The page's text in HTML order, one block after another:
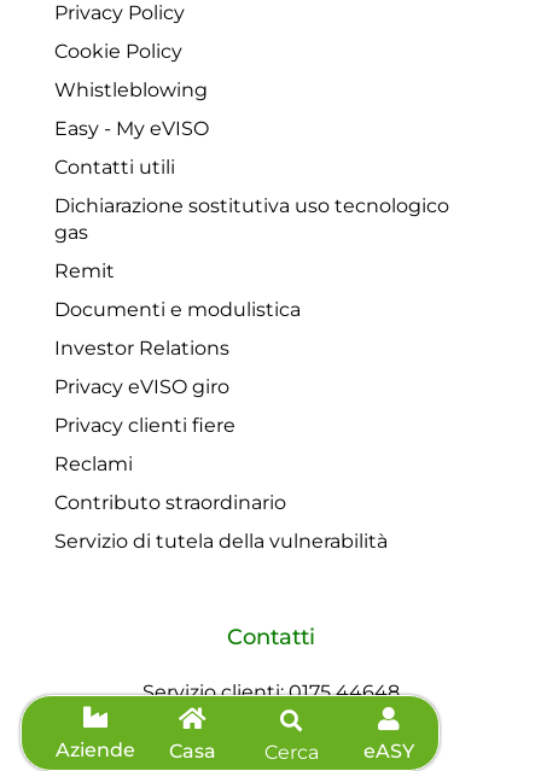
Aziende Casa Cerca eASY
Privacy Policy
Cookie Policy
Whistleblowing
Easy - My eVISO
Contatti utili
Dichiarazione sostitutiva uso tecnologico
gas
Remit
Documenti e modulistica
Investor Relations
Privacy eVISO giro
Privacy clienti fiere
Reclami
Contributo straordinario
Servizio di tutela della vulnerabilità
Contatti
Servizio clienti: 0175 44648
Telefono: 0175 44648